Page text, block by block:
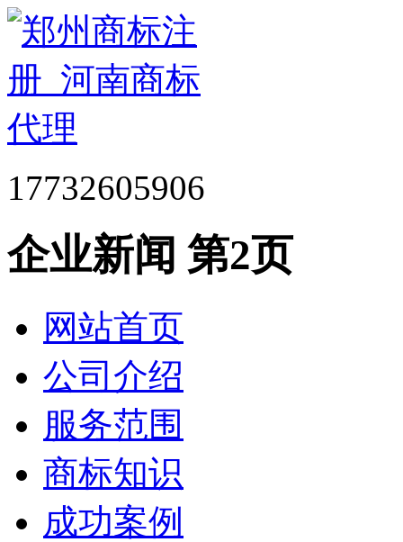
17732605906
企业新闻 第2页
网站首页
公司介绍
服务范围
商标知识
成功案例